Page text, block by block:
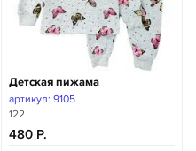
Детская пижама
артикул: 9105
122
480